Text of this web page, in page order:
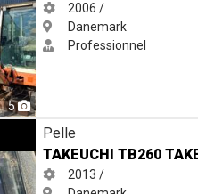
5
2006 /
Danemark
Professionnel
TB260 4280 timer
Pelle
TAKEUCHI TB260
2013 /